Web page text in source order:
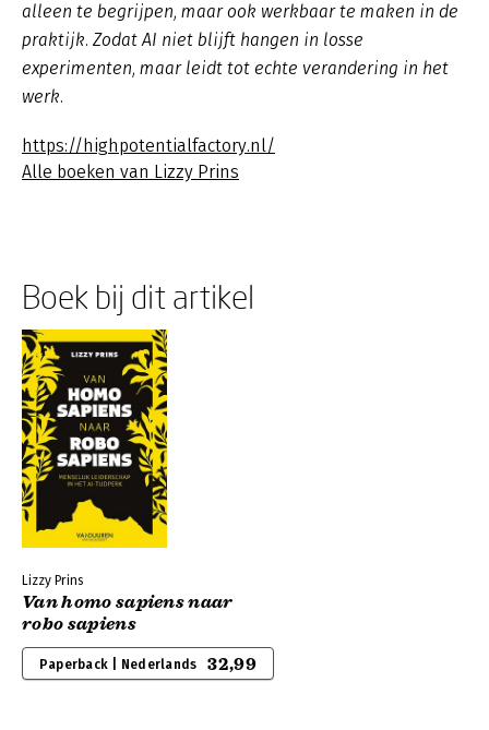
alleen te begrijpen, maar ook werkbaar te maken in de
praktijk. Zodat AI niet blijft hangen in losse
experimenten, maar leidt tot echte verandering in het
werk.
https://highpotentialfactory.nl/
Alle boeken van Lizzy Prins
Boek bij dit artikel
Lizzy Prins
Van homo sapiens naar
robo sapiens
Paperback | Nederlands 32,99